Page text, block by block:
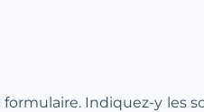
Indiquez-y les